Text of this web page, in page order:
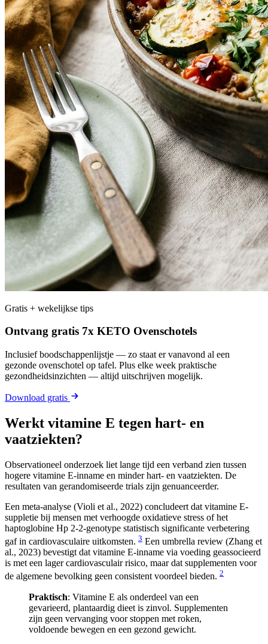
Gratis + wekelijkse tips
Ontvang gratis 7x KETO Ovenschotels
Inclusief boodschappenlijstje — zo staat er vanavond al een
gezonde ovenschotel op tafel. Plus elke week praktische
gezondheidsinzichten — altijd uitschrijven mogelijk.
Download gratis
Werkt vitamine E tegen hart- en
vaatziekten?
Observationeel onderzoek liet lange tijd een verband zien tussen
hogere vitamine E-inname en minder hart- en vaatziekten. De
resultaten van gerandomiseerde trials zijn genuanceerder.
Een meta-analyse (Violi et al., 2022) concludeert dat vitamine E-
suppletie bij mensen met verhoogde oxidatieve stress of het
haptoglobine Hp 2-2-genotype statistisch significante verbetering
gaf in cardiovasculaire uitkomsten. 3 Een umbrella review (Zhang et
al., 2023) bevestigt dat vitamine E-inname via voeding geassocieerd
is met een lager cardiovasculair risico, maar dat supplementen voor
de algemene bevolking geen consistent voordeel bieden. 2
Praktisch: Vitamine E als onderdeel van een
gevarieerd, plantaardig dieet is zinvol. Supplementen
zijn geen vervanging voor stoppen met roken,
voldoende bewegen en een gezond gewicht.